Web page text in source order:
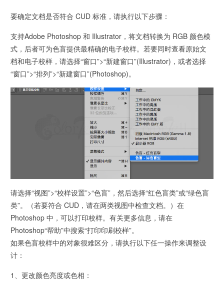
要确定文档是否符合 CUD 标准，请执行以下步骤：
支持Adobe Photoshop 和 Illustrator，将文档转换为 RGB 颜色模
式，后者可为色盲提供最精确的电子校样。若要同时查看原始文
档和电子校样，请选择“窗口”>“新建窗口”(Illustrator)，或者选择
“窗口”>“排列”>“新建窗口”(Photoshop)。
请选择“视图”>“校样设置”>“色盲”，然后选择“红色盲类”或“绿色盲
类”。（若要符合 CUD，请在两类视图中检查文档。）在
Photoshop 中，可以打印校样。有关更多信息，请在
Photoshop“帮助”中搜索“打印印刷校样”。
如果色盲校样中的对象很难区分，请执行以下任一操作来调整设
计：
1、更改颜色亮度或色相：